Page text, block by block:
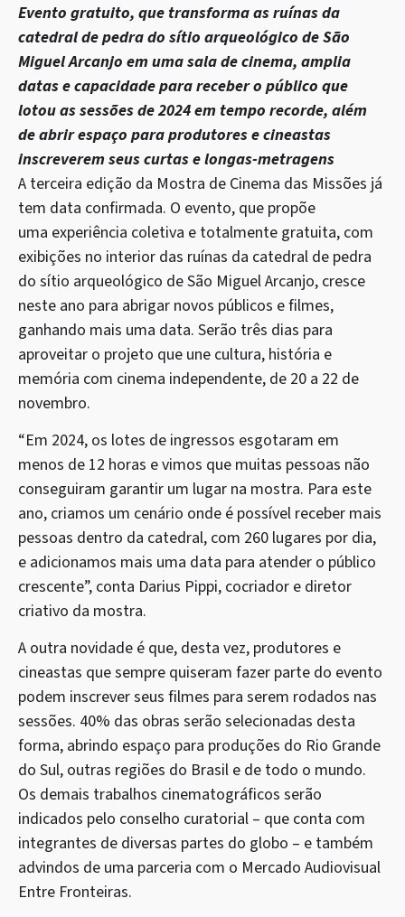
Evento gratuito, que transforma as ruínas da
catedral de pedra do sítio arqueológico de São
Miguel Arcanjo em uma sala de cinema, amplia
datas e capacidade para receber o público que
lotou as sessões de 2024 em tempo recorde, além
de abrir espaço para produtores e cineastas
inscreverem seus curtas e longas-metragens
A terceira edição da Mostra de Cinema das Missões já
tem data confirmada. O evento, que propõe
uma experiência coletiva e totalmente gratuita, com
exibições no interior das ruínas da catedral de pedra
do sítio arqueológico de São Miguel Arcanjo, cresce
neste ano para abrigar novos públicos e filmes,
ganhando mais uma data. Serão três dias para
aproveitar o projeto que une cultura, história e
memória com cinema independente, de 20 a 22 de
novembro.
“Em 2024, os lotes de ingressos esgotaram em
menos de 12 horas e vimos que muitas pessoas não
conseguiram garantir um lugar na mostra. Para este
ano, criamos um cenário onde é possível receber mais
pessoas dentro da catedral, com 260 lugares por dia,
e adicionamos mais uma data para atender o público
crescente”, conta Darius Pippi, cocriador e diretor
criativo da mostra.
A outra novidade é que, desta vez, produtores e
cineastas que sempre quiseram fazer parte do evento
podem inscrever seus filmes para serem rodados nas
sessões. 40% das obras serão selecionadas desta
forma, abrindo espaço para produções do Rio Grande
do Sul, outras regiões do Brasil e de todo o mundo.
Os demais trabalhos cinematográficos serão
indicados pelo conselho curatorial – que conta com
integrantes de diversas partes do globo – e também
advindos de uma parceria com o Mercado Audiovisual
Entre Fronteiras.